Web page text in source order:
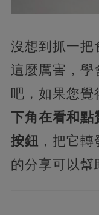
沒想到抓一把
這麼厲害，學
吧，如果您覺
下角在看和點
按鈕 ，把它
的分享可以幫